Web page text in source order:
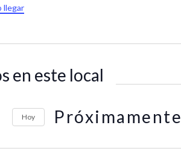
llegar
en este local
Hoy Próximamente
e